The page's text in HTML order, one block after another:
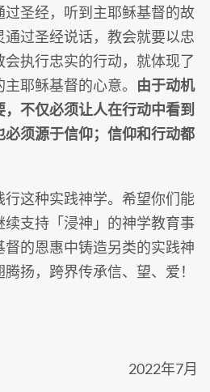
圣经，听到主耶稣基督的故
过圣经说话，教会就要以忠
执行忠实的行动，就体现了
耶稣基督的心意。 由于动机
不仅必须让人在行动中看到
须源于信仰；信仰和行动都
行这种实践神学。希望你们能
支持「浸神」的神学教育事
的恩惠中铸造另类的实践神
扬，跨界传承信、望、爱！
2022年7月